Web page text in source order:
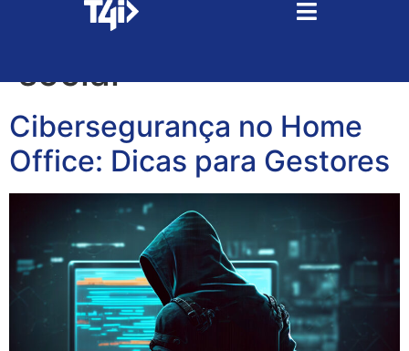
Tag:engenharia
social
Cibersegurança no Home
Office: Dicas para Gestores